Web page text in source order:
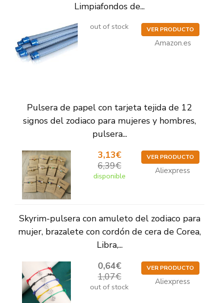
Limpiafondos de...
out of stock VER PRODUCTO
Amazon.es
Pulsera de papel con tarjeta tejida de 12
signos del zodiaco para mujeres y hombres,
pulsera...
3,13€
6,39€
disponible
VER PRODUCTO
Aliexpress
Skyrim-pulsera con amuleto del zodiaco para
mujer, brazalete con cordón de cera de Corea,
Libra,...
0,64€
1,07€
out of stock
VER PRODUCTO
Aliexpress